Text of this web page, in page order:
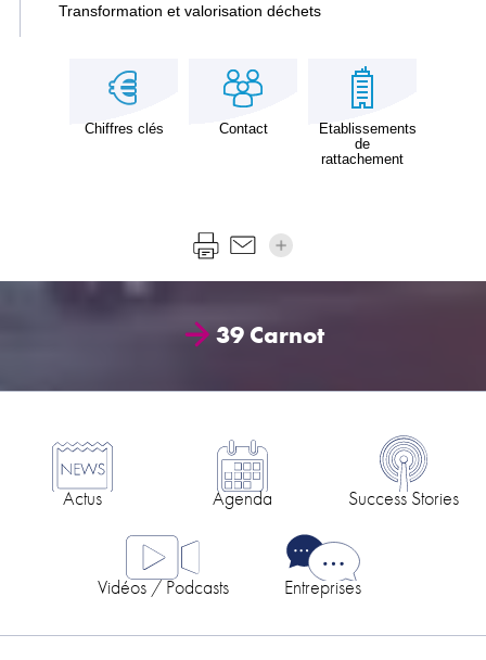
Transformation et valorisation déchets
Chiffres clés Contact
Etablissements
de
rattachement
39 Carnot
Actus Agenda Success Stories
Vidéos / Podcasts Entreprises